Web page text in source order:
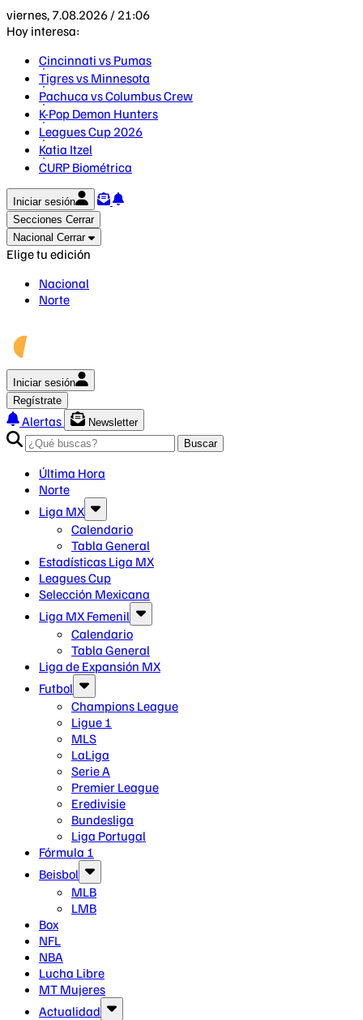
viernes, 7.08.2026 / 21:06
Hoy interesa:
Cincinnati vs Pumas
Tigres vs Minnesota
Pachuca vs Columbus Crew
K-Pop Demon Hunters
Leagues Cup 2026
Katia Itzel
CURP Biométrica
Iniciar sesión
Secciones Cerrar
Nacional Cerrar
Elige tu edición
Nacional
Norte
Iniciar sesión
Regístrate
Alertas
Newsletter
Buscar
Última Hora
Norte
Liga MX
Calendario
Tabla General
Estadísticas Liga MX
Leagues Cup
Selección Mexicana
Liga MX Femenil
Calendario
Tabla General
Liga de Expansión MX
Futbol
Champions League
Ligue 1
MLS
LaLiga
Serie A
Premier League
Eredivisie
Bundesliga
Liga Portugal
Fórmula 1
Beisbol
MLB
LMB
Box
NFL
NBA
Lucha Libre
MT Mujeres
Actualidad